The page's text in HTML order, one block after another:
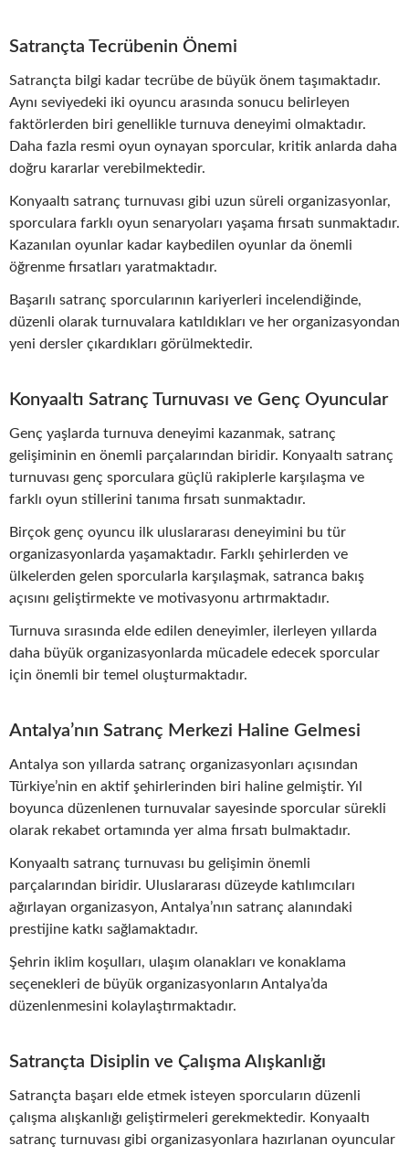
Satrançta Tecrübenin Önemi
Satrançta bilgi kadar tecrübe de büyük önem taşımaktadır.
Aynı seviyedeki iki oyuncu arasında sonucu belirleyen
faktörlerden biri genellikle turnuva deneyimi olmaktadır.
Daha fazla resmi oyun oynayan sporcular, kritik anlarda daha
doğru kararlar verebilmektedir.
Konyaaltı satranç turnuvası gibi uzun süreli organizasyonlar,
sporculara farklı oyun senaryoları yaşama fırsatı sunmaktadır.
Kazanılan oyunlar kadar kaybedilen oyunlar da önemli
öğrenme fırsatları yaratmaktadır.
Başarılı satranç sporcularının kariyerleri incelendiğinde,
düzenli olarak turnuvalara katıldıkları ve her organizasyondan
yeni dersler çıkardıkları görülmektedir.
Konyaaltı Satranç Turnuvası ve Genç Oyuncular
Genç yaşlarda turnuva deneyimi kazanmak, satranç
gelişiminin en önemli parçalarından biridir. Konyaaltı satranç
turnuvası genç sporculara güçlü rakiplerle karşılaşma ve
farklı oyun stillerini tanıma fırsatı sunmaktadır.
Birçok genç oyuncu ilk uluslararası deneyimini bu tür
organizasyonlarda yaşamaktadır. Farklı şehirlerden ve
ülkelerden gelen sporcularla karşılaşmak, satranca bakış
açısını geliştirmekte ve motivasyonu artırmaktadır.
Turnuva sırasında elde edilen deneyimler, ilerleyen yıllarda
daha büyük organizasyonlarda mücadele edecek sporcular
için önemli bir temel oluşturmaktadır.
Antalya’nın Satranç Merkezi Haline Gelmesi
Antalya son yıllarda satranç organizasyonları açısından
Türkiye’nin en aktif şehirlerinden biri haline gelmiştir. Yıl
boyunca düzenlenen turnuvalar sayesinde sporcular sürekli
olarak rekabet ortamında yer alma fırsatı bulmaktadır.
Konyaaltı satranç turnuvası bu gelişimin önemli
parçalarından biridir. Uluslararası düzeyde katılımcıları
ağırlayan organizasyon, Antalya’nın satranç alanındaki
prestijine katkı sağlamaktadır.
Şehrin iklim koşulları, ulaşım olanakları ve konaklama
seçenekleri de büyük organizasyonların Antalya’da
düzenlenmesini kolaylaştırmaktadır.
Satrançta Disiplin ve Çalışma Alışkanlığı
Satrançta başarı elde etmek isteyen sporcuların düzenli
çalışma alışkanlığı geliştirmeleri gerekmektedir. Konyaaltı
satranç turnuvası gibi organizasyonlara hazırlanan oyuncular